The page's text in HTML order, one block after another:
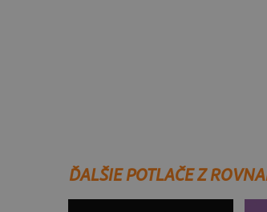
ĎALŠIE POTLAČE Z